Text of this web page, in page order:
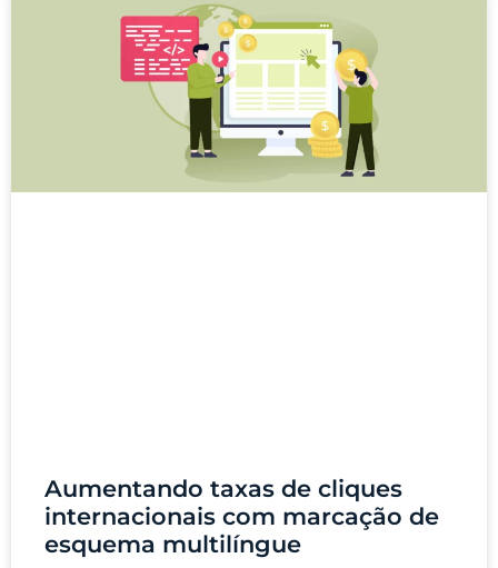
Aumentando taxas de cliques
internacionais com marcação de
esquema multilíngue